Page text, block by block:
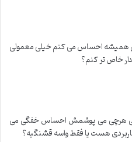
همیشه احساس می کنم خیلی معمولی
خاص تر کنم؟
هرچی می پوشمش احساس خفگی می
هست یا فقط واسه قشنگیه؟